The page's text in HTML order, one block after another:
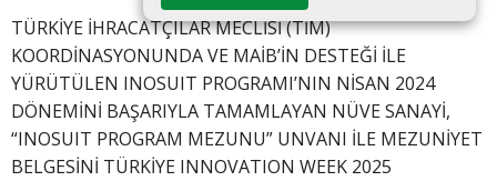
TÜRKİYE İHRACATÇILAR MECLİSİ (TİM)
KOORDİNASYONUNDA VE MAİB’İN DESTEĞİ İLE
YÜRÜTÜLEN INOSUIT PROGRAMI’NIN NİSAN 2024
DÖNEMİNİ BAŞARIYLA TAMAMLAYAN NÜVE SANAYİ,
“INOSUIT PROGRAM MEZUNU” UNVANI İLE MEZUNİYET
BELGESİNİ TÜRKİYE INNOVATION WEEK 2025